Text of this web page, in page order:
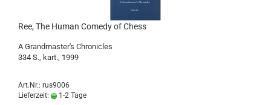
Ree, The Human Comedy of Chess
A Grandmaster's Chronicles
334 S., kart., 1999
Art.Nr.: rus9006
Lieferzeit:
1-2 Tage